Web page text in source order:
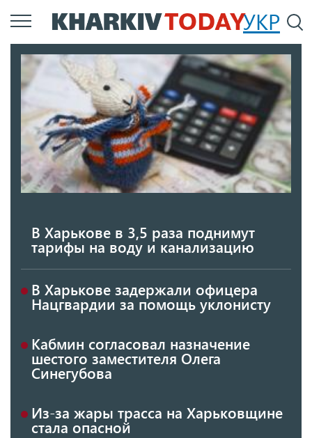
Перейти
к
содержанию
УКР
В Харькове в 3,5 раза поднимут
тарифы на воду и канализацию
В Харькове задержали офицера
Нацгвардии за помощь уклонисту
Кабмин согласовал назначение
шестого заместителя Олега
Синегубова
Из-за жары трасса на Харьковщине
стала опасной